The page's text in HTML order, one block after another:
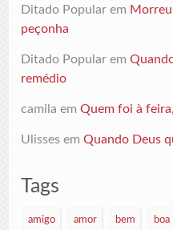
Ditado Popular em
peçonha
Ditado Popular em
remédio
camila emQuem foi à
Ulisses emQuando Deus
Tags
amigo amor bem boa